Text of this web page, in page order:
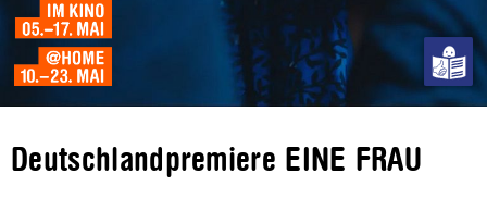
Deutschlandpremiere EINE FRAU